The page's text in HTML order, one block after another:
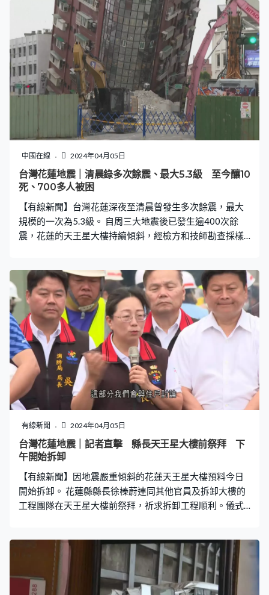
大概有600位民眾在那邊，包括各單位包括郵局、包括台
電包括遊客中心等，大概600多位，那目前碰到的問題，
現在目前都安全上是沒有問題，在物資跟飲水的部分呢，
我們會陸陸續續利用空中直升機的方式來補充。」 另外，
西寶小學有45名學生及16名老師被困，家長心急如焚。西
寶小學家長王媽媽：「小孩子是很怕的很驚慌的，對，然
後衣服也沒有，物資他們是吃到昨天的中午。」西寶小學
老師藍小姐：「短暫的開發電機去供電，我們是趁那段期
間跟他們有聯繫的，因為我們水是靠加壓馬達送的，所以
沒有電就等於沒有水。」 特搜隊在砂卡礑步道尋獲2名失
蹤者，遭泥石掩埋，無生命跡象，有家屬得知消息情緒激
動，失蹤者家屬痛哭。 在九曲洞，9名失蹤者被尋回，特
搜隊護送他們，返回山下的搜救中心。特搜隊在中橫公路
隊隊員：「你的帽子拿掉，要不
中國在線 2024年04月05日
台灣花蓮地震｜清晨錄多次餘震、最大5.3級 至今釀10
死、700多人被困
【有線新聞】台灣花蓮深夜至清晨曾發生多次餘震，最大
規模的一次為5.3級。 自周三大地震後已發生逾400次餘
震，花蓮的天王星大樓持續傾斜，經檢方和技師勘查採樣
下落不明。
有線新聞 2024年04月05日
台灣花蓮地震｜記者直擊 縣長天王星大樓前祭拜 下
午開始拆卸
【有線新聞】因地震嚴重傾斜的花蓮天王星大樓預料今日
開始拆卸。 花蓮縣縣長徐榛蔚連同其他官員及拆卸大樓的
工程團隊在天王星大樓前祭拜，祈求拆卸工程順利。儀式
品，徐榛蔚說會在情況許可下以工具協助。 徐榛蔚：「以
拆除安全及民眾安全為最大考量，這部分我們會與住戶討
論，他有甚麼重要的東西，如果在拆除安全的許可下，這
部分可用重型大型器具，或許把它取出來，或許用甚麼方